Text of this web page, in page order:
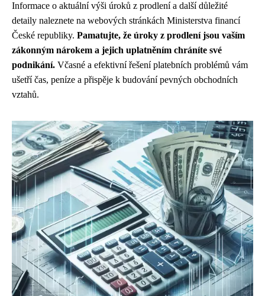
Informace o aktuální výši úroků z prodlení a další důležité
detaily naleznete na webových stránkách Ministerstva financí
České republiky. Pamatujte, že úroky z prodlení jsou vaším
zákonným nárokem a jejich uplatněním chráníte své
podnikání. Včasné a efektivní řešení platebních problémů vám
ušetří čas, peníze a přispěje k budování pevných obchodních
vztahů.